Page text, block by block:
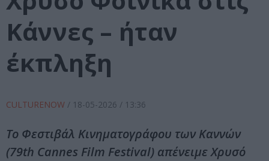
Κάννες – ήταν
έκπληξη
CULTURENOW / 18-05-2026 / 13:36
Το Φεστιβάλ Κινηματογράφου των Καννών
(79th Cannes Film Festival) απένειμε Χρυσό